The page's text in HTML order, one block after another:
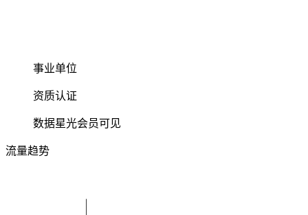
事业单位
资质认证
数据星光会员可见
流量趋势